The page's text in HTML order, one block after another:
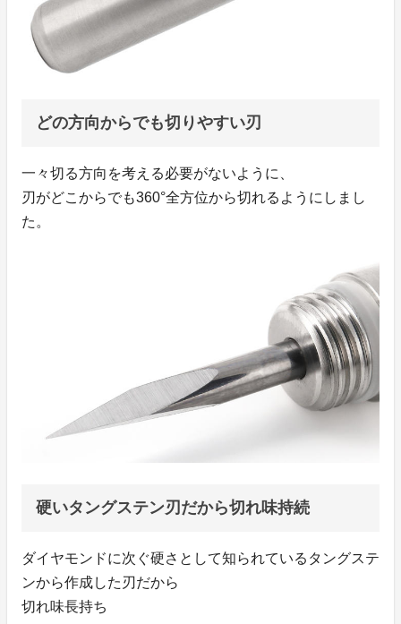
どの方向からでも切りやすい刃
一々切る方向を考える必要がないように、
刃がどこからでも360°全方位から切れるようにしまし
た。
硬いタングステン刃だから切れ味持続
ダイヤモンドに次ぐ硬さとして知られているタングステ
ンから作成した刃だから
切れ味長持ち